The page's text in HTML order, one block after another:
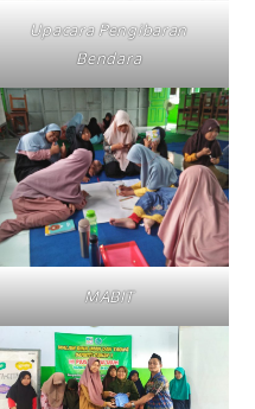
Upacara Pengibaran
Bendara
MABIT